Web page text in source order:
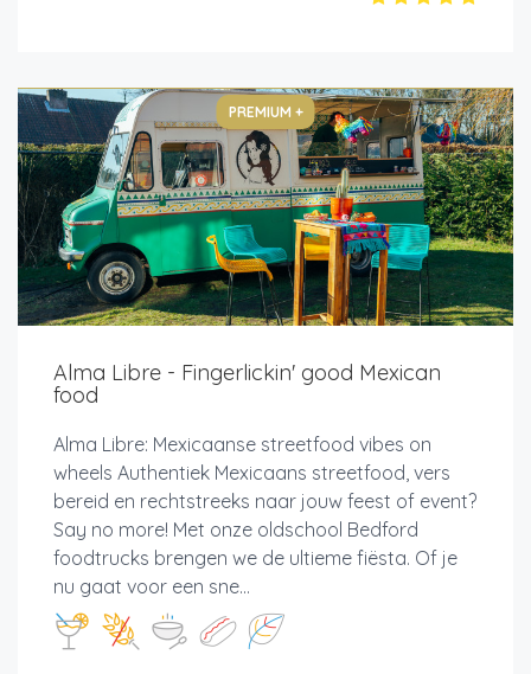
PREMIUM +
Alma Libre - Fingerlickin' good Mexican
food
Alma Libre: Mexicaanse streetfood vibes on
wheels Authentiek Mexicaans streetfood, vers
bereid en rechtstreeks naar jouw feest of event?
Say no more! Met onze oldschool Bedford
foodtrucks brengen we de ultieme fiësta. Of je
nu gaat voor een sne...